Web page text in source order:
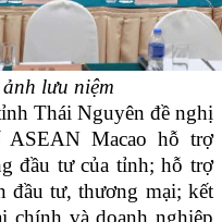
lưu niệm
Thái Nguyên đề nghị
ASEAN Macao hỗ trợ
đầu tư của tỉnh; hỗ trợ
đầu tư, thương mại; kết